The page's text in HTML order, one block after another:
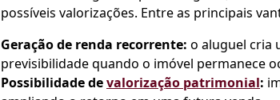
possíveis valorizações. Entre as principais
Geração de renda recorrente: o aluguel cria
previsibilidade quando o imóvel permanece
Possibilidade devalorização patrimonial: